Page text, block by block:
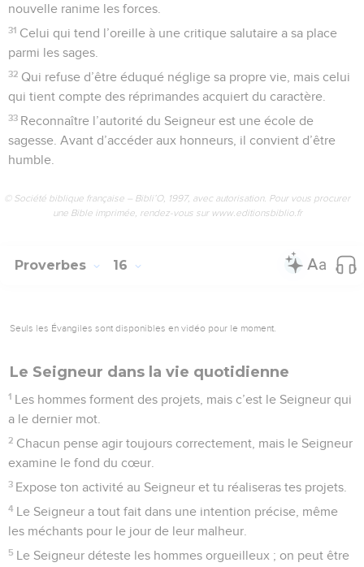
nouvelle ranime les forces.
31 Celui qui tend l’oreille à une critique salutaire a sa place
parmi les sages.
32 Qui refuse d’être éduqué néglige sa propre vie, mais celui
qui tient compte des réprimandes acquiert du caractère.
33 Reconnaître l’autorité du Seigneur est une école de
sagesse. Avant d’accéder aux honneurs, il convient d’être
humble.
© Société biblique française – Bibli’O, 1997, avec autorisation. Pour vous procurer
une Bible imprimée, rendez-vous sur www.editionsbiblio.fr
Proverbes 16
Seuls les Évangiles sont disponibles en vidéo pour le moment.
Le Seigneur dans la vie quotidienne
1 Les hommes forment des projets, mais c’est le Seigneur qui
a le dernier mot.
2 Chacun pense agir toujours correctement, mais le Seigneur
examine le fond du cœur.
3 Expose ton activité au Seigneur et tu réaliseras tes projets.
4 Le Seigneur a tout fait dans une intention précise, même
les méchants pour le jour de leur malheur.
5 Le Seigneur déteste les hommes orgueilleux ; on peut être